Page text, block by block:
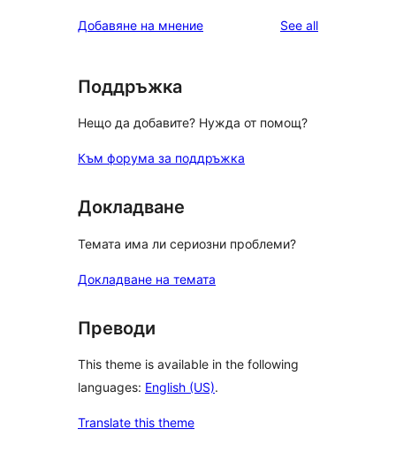
Добавяне на мнение See allreviews
Поддръжка
Нещо да добавите? Нужда от помощ?
Към форума за поддръжка
Докладване
Темата има ли сериозни проблеми?
Докладване на темата
Преводи
This theme is available in the following
languages: English (US).
Translate this theme